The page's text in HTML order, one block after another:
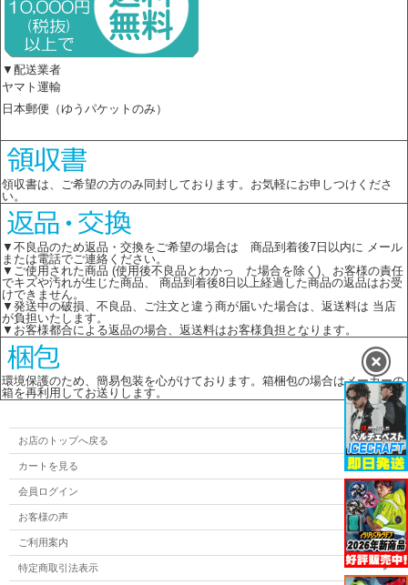
▼配送業者
ヤマト運輸
日本郵便（ゆうパケットのみ）
領収書は、ご希望の方のみ同封しております。お気軽にお申しつけくださ
い。
▼不良品のため返品・交換をご希望の場合は 商品到着後7日以内に メール
または電話でご連絡ください。
▼ご使用された商品 (使用後不良品とわかっ た場合を除く)、お客様の責任
でキズや汚れが生じた商品、 商品到着後8日以上経過した商品の返品はお受
けできません。
▼発送中の破損、不良品、ご注文と違う商が届いた場合は、返送料は 当店
が負担いたします。
▼お客様都合による返品の場合、返送料はお客様負担となります。
環境保護のため、簡易包装を心がけております。箱梱包の場合はメーカーの
箱を再利用してお送りします。
お店のトップへ戻る
カートを見る
会員ログイン
お客様の声
ご利用案内
特定商取引法表示